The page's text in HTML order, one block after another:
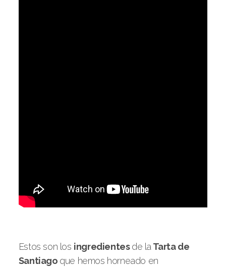
Estos son los ingredientesde la Tarta de
Santiago que hemos horneado en